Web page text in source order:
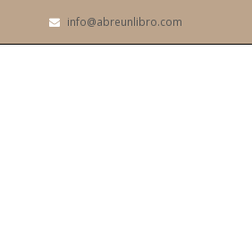
info@abreunlibro.com